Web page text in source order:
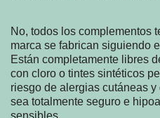
No, todos los complementos
marca se fabrican siguiendo
Están completamente libres
con cloro o tintes sintéticos
riesgo de alergias cutáneas
sea totalmente seguro e
sensibles.